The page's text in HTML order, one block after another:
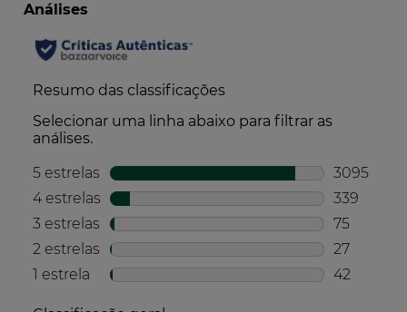
Fórmula biodegradável*
Embalagem fabricada a partir de materiais
provenientes de recursos geridos de forma
sustentável*
*Com certificação FSC® ou PEFC™
*em comparação com a média deste tipo de embalagem
Embalagem principalmente reciclável
Produção
Produzido e embalado numa fábrica francesa
com certificação ambiental*